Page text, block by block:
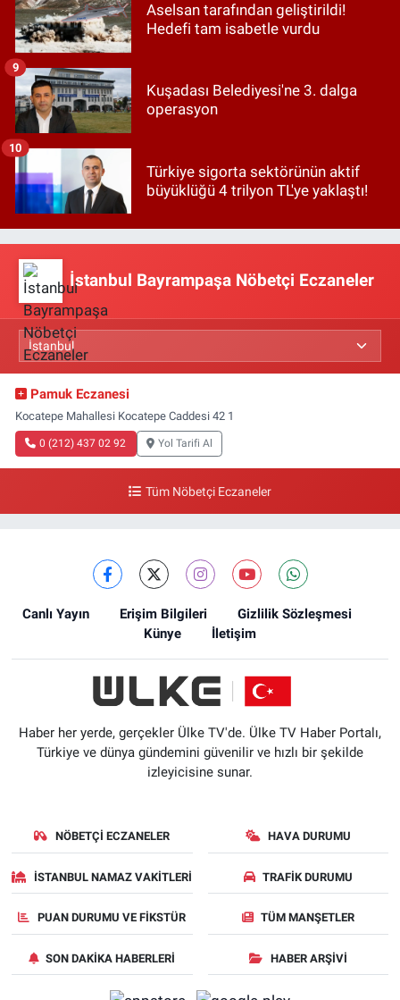
Aselsan tarafından geliştirildi!
Hedefi tam isabetle vurdu
Kuşadası Belediyesi'ne 3. dalga
operasyon
9
Türkiye sigorta sektörünün aktif
büyüklüğü 4 trilyon TL'ye yaklaştı!
10
İstanbul Bayrampaşa Nöbetçi Eczaneler
Pamuk Eczanesi
Kocatepe Mahallesi Kocatepe Caddesi 42 1
0 (212) 437 02 92 Yol Tarifi Al
Tüm Nöbetçi Eczaneler
Canlı Yayın Erişim Bilgileri
Gizlilik Sözleşmesi
Künye
İletişim
Haber her yerde, gerçekler Ülke TV'de. Ülke TV Haber Portalı,
Türkiye ve dünya gündemini güvenilir ve hızlı bir şekilde
izleyicisine sunar.
NÖBETÇI ECZANELER HAVA DURUMU
İSTANBUL NAMAZ VAKITLERI TRAFIK DURUMU
PUAN DURUMU VE FIKSTÜR TÜM MANŞETLER
SON DAKIKA HABERLERI HABER ARŞIVI